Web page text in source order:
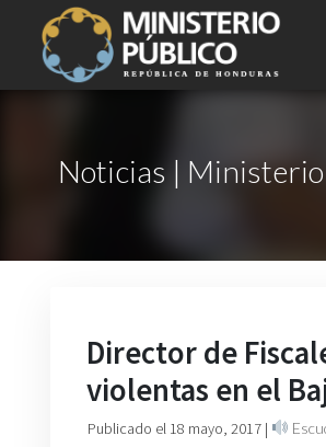
Noticias |
Director de
violentas en el
Publicado el 18 mayo, 2017 |